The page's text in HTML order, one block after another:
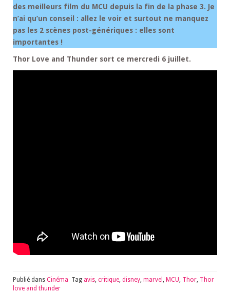
des meilleurs film du MCU depuis la fin de la phase 3. Je
n’ai qu’un conseil : allez le voir et surtout ne manquez
pas les 2 scènes post-génériques : elles sont
importantes !
Thor Love and Thunder sort ce mercredi 6 juillet.
Publié dans Cinéma Tag avis, critique, disney, marvel , MCU, Thor, Thor
love and thunder